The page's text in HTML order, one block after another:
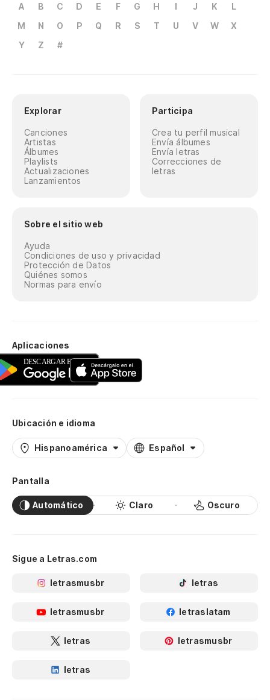
A B C D E F G H I J K
L
M
N O P Q R S T U V W
X
Y
Z #
Explorar
Canciones
Artistas
Álbumes
Playlists
Actualizaciones
Lanzamientos
Participa
Crea tu perfil musical
Envía álbumes
Envía letras
Correcciones de
letras
Sobre el sitio web
Ayuda
Condiciones de uso y privacidad
Protección de Datos
Quiénes somos
Normas para envío
Aplicaciones
Ubicación e idioma
Hispanoamérica Español
Pantalla
Automático Claro Oscuro
Sigue a Letras.com
letrasmusbr letras
letrasmusbr letraslatam
letras letrasmusbr
letras